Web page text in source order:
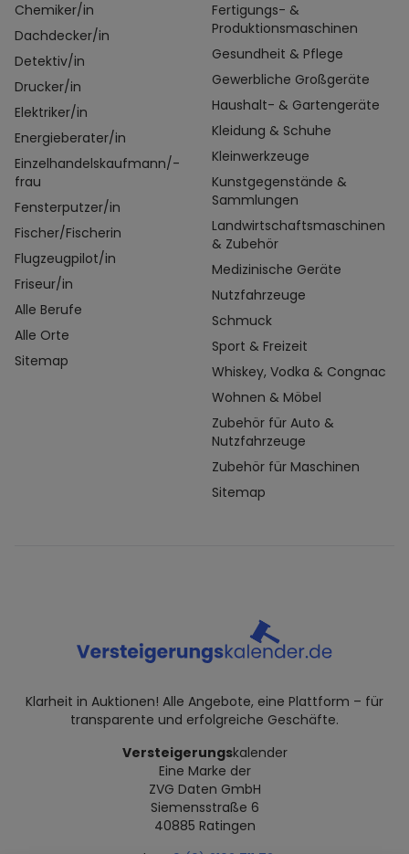
Chemiker/in
Dachdecker/in
Detektiv/in
Drucker/in
Elektriker/in
Energieberater/in
Einzelhandelskaufmann/-
frau
Fensterputzer/in
Fischer/Fischerin
Flugzeugpilot/in
Friseur/in
Alle Berufe
Alle Orte
Sitemap
Fertigungs- &
Produktionsmaschinen
Gesundheit & Pflege
Gewerbliche Großgeräte
Haushalt- & Gartengeräte
Kleidung & Schuhe
Kleinwerkzeuge
Kunstgegenstände &
Sammlungen
Landwirtschaftsmaschinen
& Zubehör
Medizinische Geräte
Nutzfahrzeuge
Schmuck
Sport & Freizeit
Whiskey, Vodka & Congnac
Wohnen & Möbel
Zubehör für Auto &
Nutzfahrzeuge
Zubehör für Maschinen
Sitemap
Klarheit in Auktionen! Alle Angebote, eine Plattform – für
transparente und erfolgreiche Geschäfte.
Versteigerungskalender
Eine Marke der
ZVG Daten GmbH
Siemensstraße 6
40885 Ratingen